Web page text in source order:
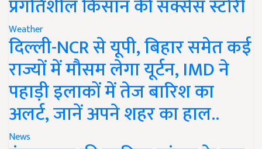
प्रगतिशील किसान की सक्सेस स्टोरी
Weather
दिल्ली-NCR से यूपी, बिहार समेत कई
राज्यों में मौसम लेगा यूर्टन, IMD ने
पहाड़ी इलाकों में तेज बारिश का
अलर्ट, जानें अपने शहर का हाल..
News